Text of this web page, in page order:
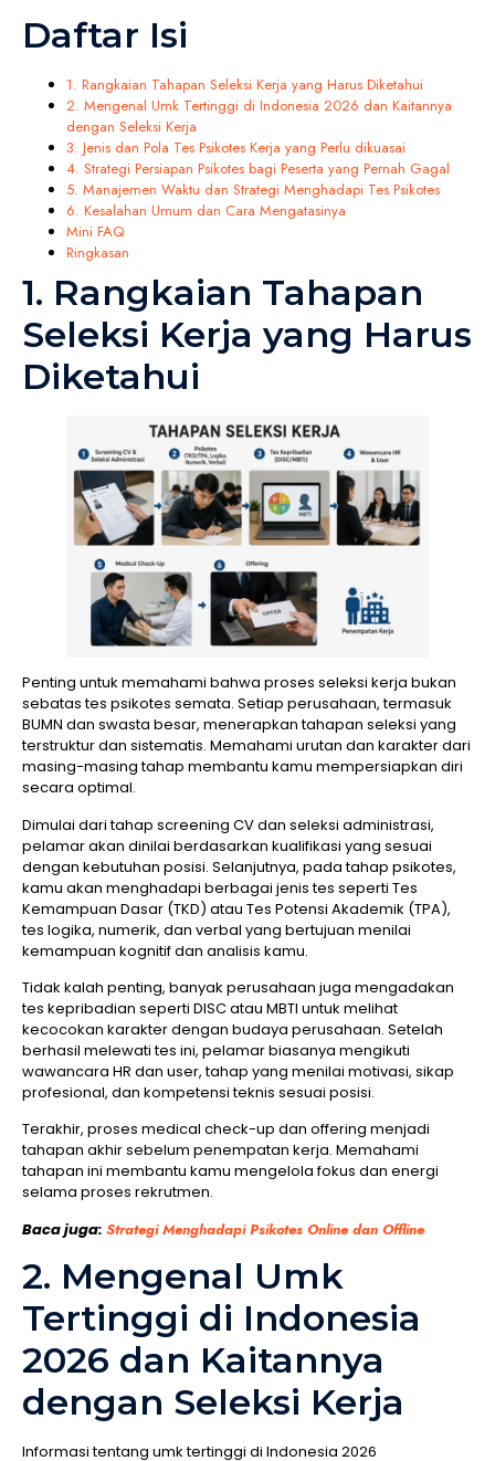
Daftar Isi
1. Rangkaian Tahapan Seleksi Kerja yang Harus Diketahui
2. Mengenal Umk Tertinggi di Indonesia 2026 dan Kaitannya
dengan Seleksi Kerja
3. Jenis dan Pola Tes Psikotes Kerja yang Perlu dikuasai
4. Strategi Persiapan Psikotes bagi Peserta yang Pernah Gagal
5. Manajemen Waktu dan Strategi Menghadapi Tes Psikotes
6. Kesalahan Umum dan Cara Mengatasinya
Mini FAQ
Ringkasan
1. Rangkaian Tahapan
Seleksi Kerja yang Harus
Diketahui
Penting untuk memahami bahwa proses seleksi kerja bukan
sebatas tes psikotes semata. Setiap perusahaan, termasuk
BUMN dan swasta besar, menerapkan tahapan seleksi yang
terstruktur dan sistematis. Memahami urutan dan karakter dari
masing-masing tahap membantu kamu mempersiapkan diri
secara optimal.
Dimulai dari tahap screening CV dan seleksi administrasi,
pelamar akan dinilai berdasarkan kualifikasi yang sesuai
dengan kebutuhan posisi. Selanjutnya, pada tahap psikotes,
kamu akan menghadapi berbagai jenis tes seperti Tes
Kemampuan Dasar (TKD) atau Tes Potensi Akademik (TPA),
tes logika, numerik, dan verbal yang bertujuan menilai
kemampuan kognitif dan analisis kamu.
Tidak kalah penting, banyak perusahaan juga mengadakan
tes kepribadian seperti DISC atau MBTI untuk melihat
kecocokan karakter dengan budaya perusahaan. Setelah
berhasil melewati tes ini, pelamar biasanya mengikuti
wawancara HR dan user, tahap yang menilai motivasi, sikap
profesional, dan kompetensi teknis sesuai posisi.
Terakhir, proses medical check-up dan offering menjadi
tahapan akhir sebelum penempatan kerja. Memahami
tahapan ini membantu kamu mengelola fokus dan energi
selama proses rekrutmen.
Baca juga: Strategi Menghadapi Psikotes Online dan Offline
2. Mengenal Umk
Tertinggi di Indonesia
2026 dan Kaitannya
dengan Seleksi Kerja
Informasi tentang umk tertinggi di Indonesia 2026